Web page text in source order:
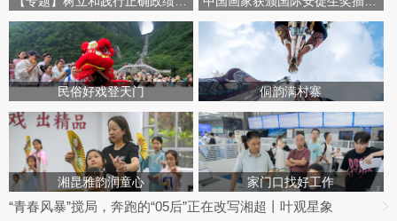
民俗好戏登天门 侗韵满村寨
湘昆雅韵润童心 家门口找好工作
“青春风暴”搅局，奔跑的“05后”正在改写湘超丨叶观星象